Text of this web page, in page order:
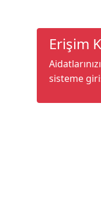
Erişim
sisteme